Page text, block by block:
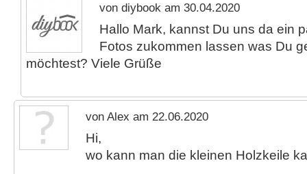
von diybook am 30.04.2020
Hallo Mark, kannst Du uns da ein
Fotos zukommen lassen was Du
möchtest? Viele Grüße
von Alex am 22.06.2020
Hi,
wo kann man die kleinen Holzkeile